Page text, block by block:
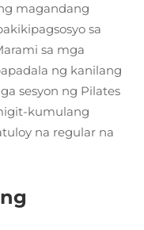
magandang
sa
sa mga
ng kanilang
sesyon ng Pilates
kumulang
na regular na